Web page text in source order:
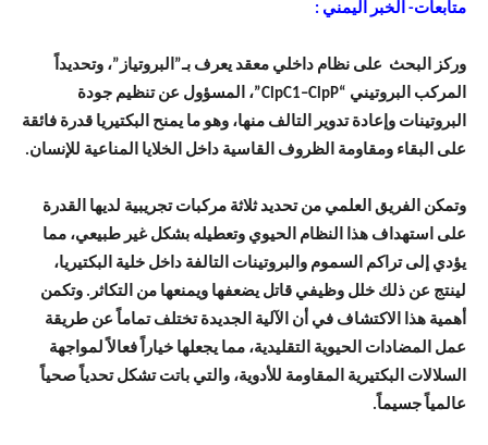
متابعات- الخبر اليمني :
وركز البحث على نظام داخلي معقد يعرف بـ”البروتياز”، وتحديداً
المركب البروتيني “ClpC1–ClpP”، المسؤول عن تنظيم جودة
البروتينات وإعادة تدوير التالف منها، وهو ما يمنح البكتيريا قدرة فائقة
على البقاء ومقاومة الظروف القاسية داخل الخلايا المناعية للإنسان.
وتمكن الفريق العلمي من تحديد ثلاثة مركبات تجريبية لديها القدرة
على استهداف هذا النظام الحيوي وتعطيله بشكل غير طبيعي، مما
يؤدي إلى تراكم السموم والبروتينات التالفة داخل خلية البكتيريا،
لينتج عن ذلك خلل وظيفي قاتل يضعفها ويمنعها من التكاثر. وتكمن
أهمية هذا الاكتشاف في أن الآلية الجديدة تختلف تماماً عن طريقة
عمل المضادات الحيوية التقليدية، مما يجعلها خياراً فعالاً لمواجهة
السلالات البكتيرية المقاومة للأدوية، والتي باتت تشكل تحدياً صحياً
عالمياً جسيماً.